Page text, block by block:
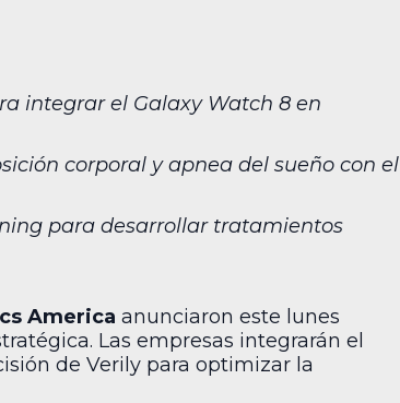
integrar el Galaxy Watch 8 en
corporal y apnea del sueño con el
para desarrollar tratamientos
America anunciaron este lunes
Las empresas integrarán el
de Verily para optimizar la